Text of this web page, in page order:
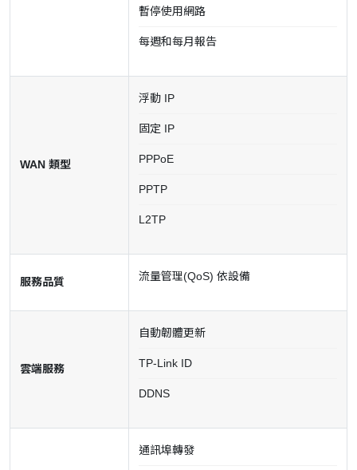
暫停使用網路
每週和每月報告
WAN 類型
浮動 IP
固定 IP
PPPoE
PPTP
L2TP
服務品質 流量管理(QoS) 依設備
雲端服務
自動韌體更新
TP-Link ID
DDNS
通訊埠轉發